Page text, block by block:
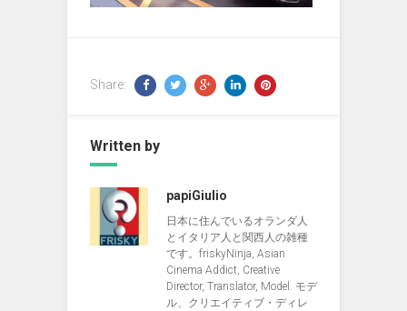
Share:
Written by
papiGiulio
日本に住んでいるオランダ人
とイタリア人と関西人の雑種
です。friskyNinja, Asian
Cinema Addict, Creative
Director, Translator, Model. モデ
ル、クリエイティブ・ディレ